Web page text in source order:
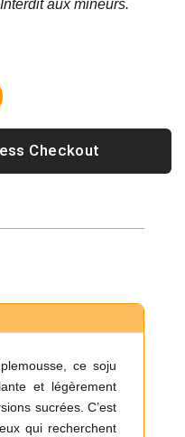
aux mineurs.
Checkout
ce soju
et légèrement
sucrées. C’est
qui recherchent